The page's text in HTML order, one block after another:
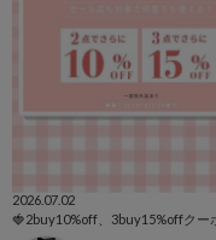
2026.07.02